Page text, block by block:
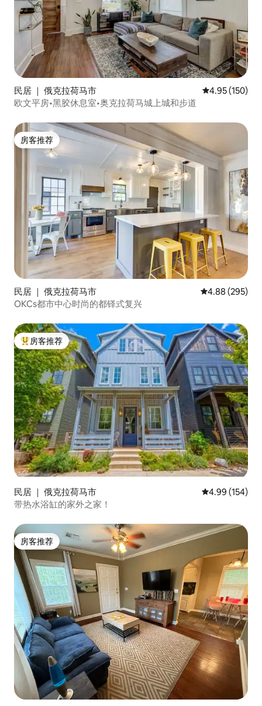
民居 ｜ 俄克拉荷马市 平均评分 4.95
4.95 (150)
欧文平房•黑胶休息室•奥克拉荷马城上城和步道
房客推荐
房客推荐
民居 ｜ 俄克拉荷马市 平均评分 4.88
4.88 (295)
OKCs都市中心时尚的都铎式复兴
热门「房客推荐」
房客推荐
民居 ｜ 俄克拉荷马市 平均评分 4.99
4.99 (154)
带热水浴缸的家外之家！
房客推荐
房客推荐